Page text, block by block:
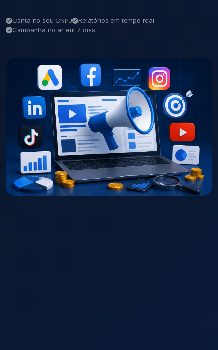
Conta no seu CNPJ
Relatórios em tempo real
Campanha no ar em 7 dias